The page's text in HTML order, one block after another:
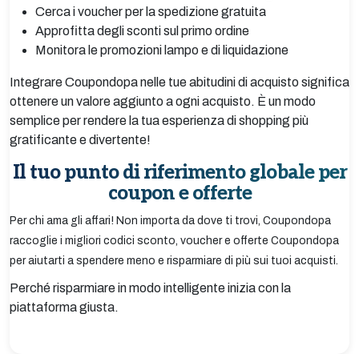
Cerca i voucher per la spedizione gratuita
Approfitta degli sconti sul primo ordine
Monitora le promozioni lampo e di liquidazione
Integrare Coupondopa nelle tue abitudini di acquisto significa
ottenere un valore aggiunto a ogni acquisto. È un modo
semplice per rendere la tua esperienza di shopping più
gratificante e divertente!
Il tuo punto di riferimento globale per
coupon e offerte
Per chi ama gli affari! Non importa da dove ti trovi, Coupondopa
raccoglie i migliori codici sconto, voucher e offerte Coupondopa
per aiutarti a spendere meno e risparmiare di più sui tuoi acquisti.
Perché risparmiare in modo intelligente inizia con la
piattaforma giusta.